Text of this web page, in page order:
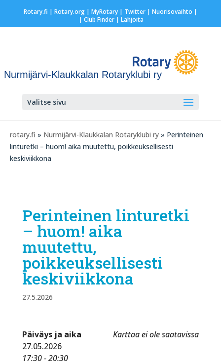
Rotary.fi | Rotary.org| MyRotary| Twitter| Nuorisovaihto |
| Club Finder| Lahjoita
Nurmijärvi-Klaukkalan Rotaryklubi ry
Valitse sivu
rotary.fi » Nurmijärvi-Klaukkalan Rotaryklubi ry » Perinteinen
linturetki – huom! aika muutettu, poikkeuksellisesti
keskiviikkona
Perinteinen linturetki
– huom! aika
muutettu,
poikkeuksellisesti
keskiviikkona
27.5.2026
Karttaa ei ole saatavissa
Päiväys ja aika
27.05.2026
17:30 - 20:30